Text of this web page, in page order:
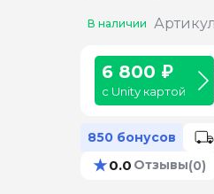
В наличии
6 800 ₽
с Unity картой
850 бонусов
★0.0 Отзывы(0)